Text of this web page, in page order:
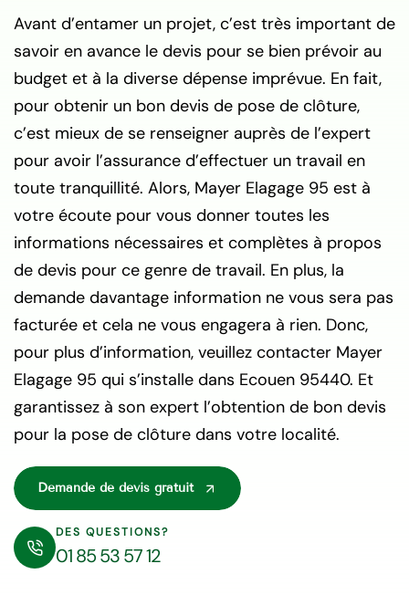
Avant d’entamer un projet, c’est très important de
savoir en avance le devis pour se bien prévoir au
budget et à la diverse dépense imprévue. En fait,
pour obtenir un bon devis de pose de clôture,
c’est mieux de se renseigner auprès de l’expert
pour avoir l’assurance d’effectuer un travail en
toute tranquillité. Alors, Mayer Elagage 95 est à
votre écoute pour vous donner toutes les
informations nécessaires et complètes à propos
de devis pour ce genre de travail. En plus, la
demande davantage information ne vous sera pas
facturée et cela ne vous engagera à rien. Donc,
pour plus d’information, veuillez contacter Mayer
Elagage 95 qui s’installe dans Ecouen 95440. Et
garantissez à son expert l’obtention de bon devis
pour la pose de clôture dans votre localité.
Demande de devis gratuit
DES QUESTIONS?
01 85 53 57 12